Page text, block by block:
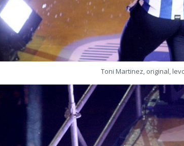
Toni Martinez, original,